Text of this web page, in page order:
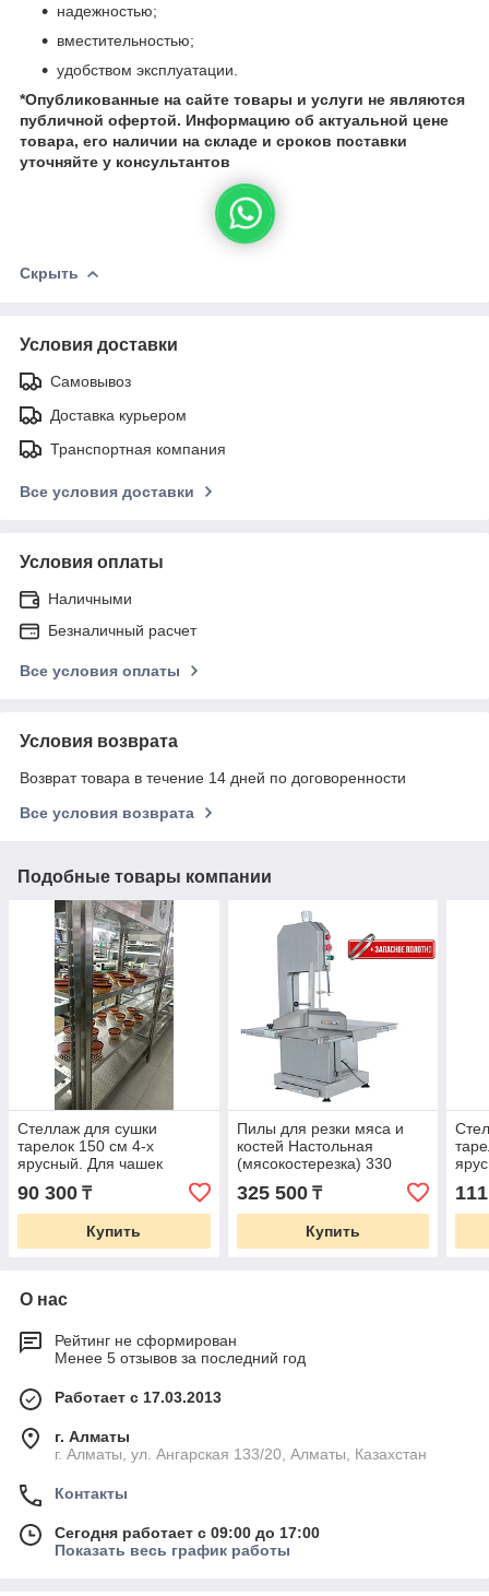
надежностью;
вместительностью;
удобством эксплуатации.
*Опубликованные на сайте товары и услуги не являются
публичной офертой. Информацию об актуальной цене
товара, его наличии на складе и сроков поставки
уточняйте у консультантов
Скрыть
Условия доставки
Самовывоз
Доставка курьером
Транспортная компания
Все условия доставки
Условия оплаты
Наличными
Безналичный расчет
Все условия оплаты
Условия возврата
Возврат товара в течение 14 дней по договоренности
Все условия возврата
Подобные товары компании
Стеллаж для сушки
тарелок 150 см 4-х
ярусный. Для чашек
90 300 ₸
Купить
Пилы для резки мяса и
костей Настольная
(мясокостерезка) 330
325 500₸
Купить
О нас
Рейтинг не сформирован
Менее 5 отзывов за последний год
Работает с 17.03.2013
г. Алматы
г. Алматы, ул. Ангарская 133/20, Алматы, Казахстан
Контакты
Сегодня работает с 09:00 до 17:00
Показать весь график работы